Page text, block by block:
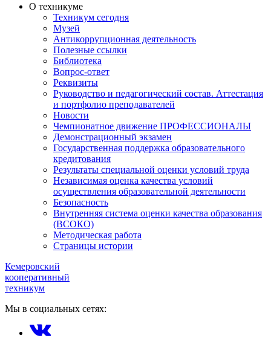
О техникуме
Техникум сегодня
Музей
Антикоррупционная деятельность
Полезные ссылки
Библиотека
Вопрос-ответ
Реквизиты
Руководство и педагогический состав. Аттестация
и портфолио преподавателей
Новости
Чемпионатное движение ПРОФЕССИОНАЛЫ
Демонстрационный экзамен
Государственная поддержка образовательного
кредитования
Результаты специальной оценки условий труда
Независимая оценка качества условий
осуществления образовательной деятельности
Безопасность
Внутренняя система оценки качества образования
(ВСОКО)
Методическая работа
Страницы истории
Кемеровский
кооперативный
техникум
Мы в социальных сетях: